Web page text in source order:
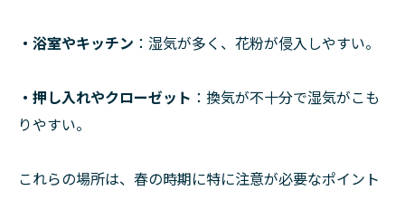
・浴室やキッチン ：湿気が多く、花粉が侵入しやすい。
・押し入れやクローゼット ：換気が不十分で湿気がこも
りやすい。
これらの場所は、春の時期に特に注意が必要なポイント